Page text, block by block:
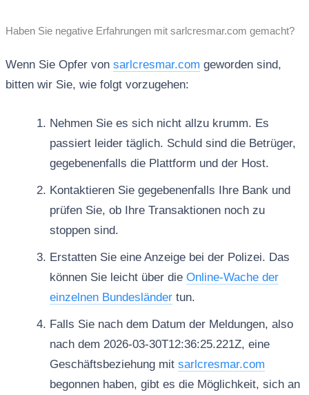
Haben Sie negative Erfahrungen mit sarlcresmar.com gemacht?
Wenn Sie Opfer von sarlcresmar.com geworden sind,
bitten wir Sie, wie folgt vorzugehen:
Nehmen Sie es sich nicht allzu krumm. Es
passiert leider täglich. Schuld sind die Betrüger,
gegebenenfalls die Plattform und der Host.
Kontaktieren Sie gegebenenfalls Ihre Bank und
prüfen Sie, ob Ihre Transaktionen noch zu
stoppen sind.
Erstatten Sie eine Anzeige bei der Polizei. Das
können Sie leicht über die Online-Wache der
einzelnen Bundesländertun.
Falls Sie nach dem Datum der Meldungen, also
nach dem 2026-03-30T12:36:25.221Z, eine
Geschäftsbeziehung mit sarlcresmar.com
begonnen haben, gibt es die Möglichkeit, sich an